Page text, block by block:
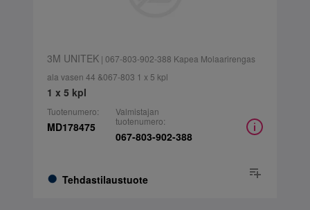
3M UNITEK| 067-803-902-388 Kapea Molaarirengas
ala vasen 44 &067-803 1 x 5 kpl
1 x 5 kpl
Tuotenumero:
MD178475
Tehdastilaustuote
Valmistajan
tuotenumero:
067-803-902-388